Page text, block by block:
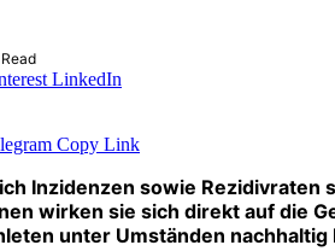
LinkedIn
Copy Link
Inzidenzen sowie
wirken sie sich direkt auf die
unter Umständen nachhaltig